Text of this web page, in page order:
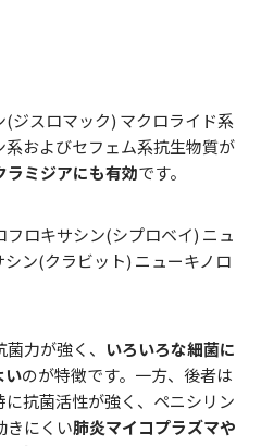
ジスロマック) マクロライド系
およびセフェム系抗生物質が
ラミジアにも有効です。
ロキサシン(シプロベイ) ニュ
ン(クラビット) ニューキノロ
力が強く、 いろいろな細菌に
いのが特徴です。一方、後者は
抗菌活性が強く、ペニシリン
きにくい肺炎マイコプラズマや